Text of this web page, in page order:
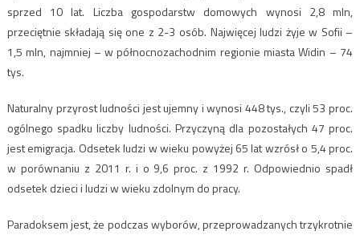
sprzed 10 lat. Liczba gospodarstw domowych wynosi 2,8 mln,
przeciętnie składają się one z 2-3 osób. Najwięcej ludzi żyje w Sofii –
1,5 mln, najmniej – w północnozachodnim regionie miasta Widin – 74
tys.
Naturalny przyrost ludności jest ujemny i wynosi 448 tys., czyli 53 proc.
ogólnego spadku liczby ludności. Przyczyną dla pozostałych 47 proc.
jest emigracja. Odsetek ludzi w wieku powyżej 65 lat wzrósł o 5,4 proc.
w porównaniu z 2011 r. i o 9,6 proc. z 1992 r. Odpowiednio spadł
odsetek dzieci i ludzi w wieku zdolnym do pracy.
Paradoksem jest, że podczas wyborów, przeprowadzanych trzykrotnie